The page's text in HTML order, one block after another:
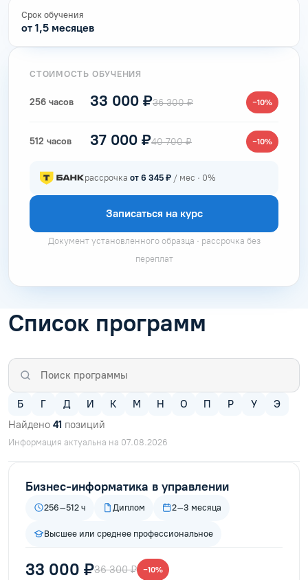
Срок обучения
от 1,5 месяцев
СТОИМОСТЬ ОБУЧЕНИЯ
256 часов 33 000 ₽36 300 ₽ −10%
512 часов 37 000 ₽40 700 ₽ −10%
рассрочка от 6 345 ₽ / мес · 0%
Записаться на курс
Документ установленного образца · рассрочка без
переплат
Список программ
Б Г Д И К М Н О П Р У
Э
Найдено 41 позиций
Информация актуальна на 07.08.2026
Бизнес-информатика в управлении
256–512 ч Диплом 2–3 месяца
Высшее или среднее профессиональное
33 000 ₽36 300 ₽ −10%